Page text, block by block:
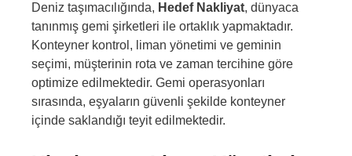
Deniz taşımacılığında, Hedef Nakliyat, dünyaca
tanınmış gemi şirketleri ile ortaklık yapmaktadır.
Konteyner kontrol, liman yönetimi ve geminin
seçimi, müşterinin rota ve zaman tercihine göre
optimize edilmektedir. Gemi operasyonları
sırasında, eşyaların güvenli şekilde konteyner
içinde saklandığı teyit edilmektedir.